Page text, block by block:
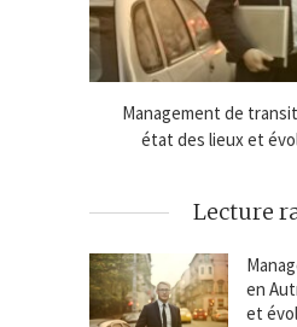
Management de
état des lieux et
Lecture
en
et